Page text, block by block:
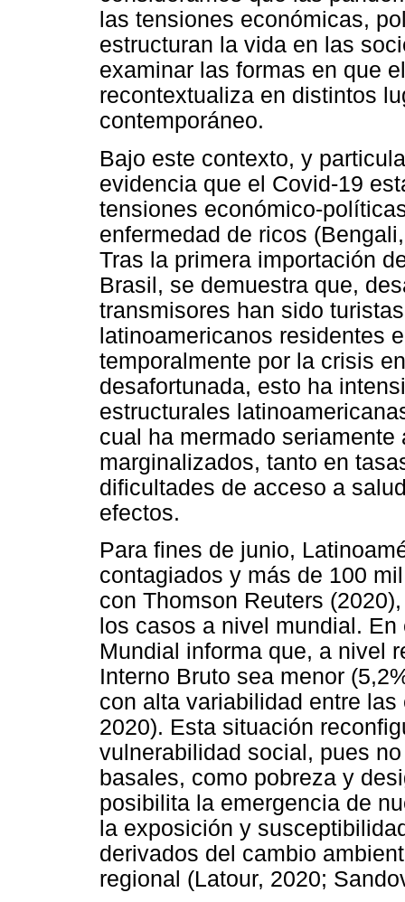
las tensiones económicas,
estructuran la vida en las
examinar las formas en que
recontextualiza en distintos
contemporáneo.
Bajo este contexto, y
evidencia que el Covid-19
tensiones económico-
enfermedad de ricos
Tras la primera importación
Brasil, se demuestra que,
transmisores han sido
latinoamericanos residentes
temporalmente por la crisis
desafortunada, esto ha
estructurales
cual ha mermado
marginalizados, tanto en
dificultades de acceso a
efectos.
Para fines de junio,
contagiados y más de 100
con Thomson Reuters
los casos a nivel mundial.
Mundial informa que, a nivel
Interno Bruto sea menor
con alta variabilidad entre
2020). Esta situación
vulnerabilidad social, pues
basales, como pobreza y
posibilita la emergencia de
la exposición y
derivados del cambio
regional (Latour, 2020;